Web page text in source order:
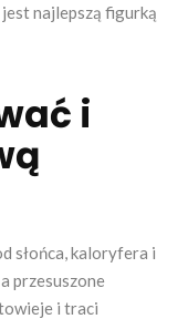
najlepszą figurką
i
słońca, kaloryfera i
przesuszone
i traci